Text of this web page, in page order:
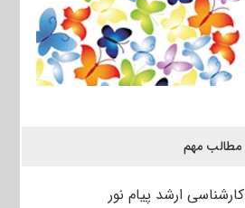
مطالب مهم
کارشناسی ارشد پیام نور